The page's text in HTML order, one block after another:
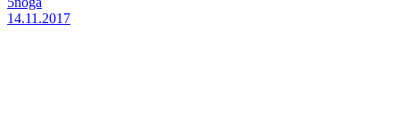
14.11.2017